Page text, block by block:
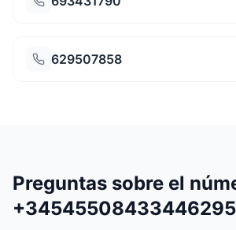
629507858
Preguntas sobre el
+34545508433446295